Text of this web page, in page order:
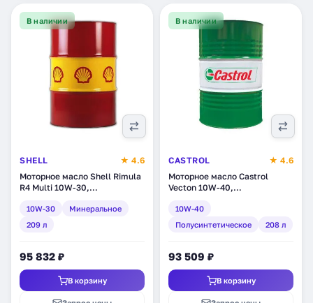
В наличии
SHELL
★ 4.6
Моторное масло Shell Rimula
R4 Multi 10W-30,
(550041356)
10W-30
Минеральное
209 л
95 832 ₽
В корзину
В наличии
CASTROL
★ 4.6
Моторное масло Castrol
Vecton 10W-40,
(1532DF)
10W-40
Полусинтетическое
208 л
93 509 ₽
В корзину